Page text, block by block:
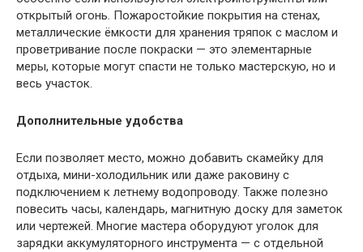
открытый огонь. Пожаростойкие покрытия на стенах,
металлические ёмкости для хранения тряпок с маслом и
проветривание после покраски — это элементарные
меры, которые могут спасти не только мастерскую, но и
весь участок.
Дополнительные удобства
Если позволяет место, можно добавить скамейку для
отдыха, мини-холодильник или даже раковину с
подключением к летнему водопроводу. Также полезно
повесить часы, календарь, магнитную доску для заметок
или чертежей. Многие мастера оборудуют уголок для
зарядки аккумуляторного инструмента — с отдельной